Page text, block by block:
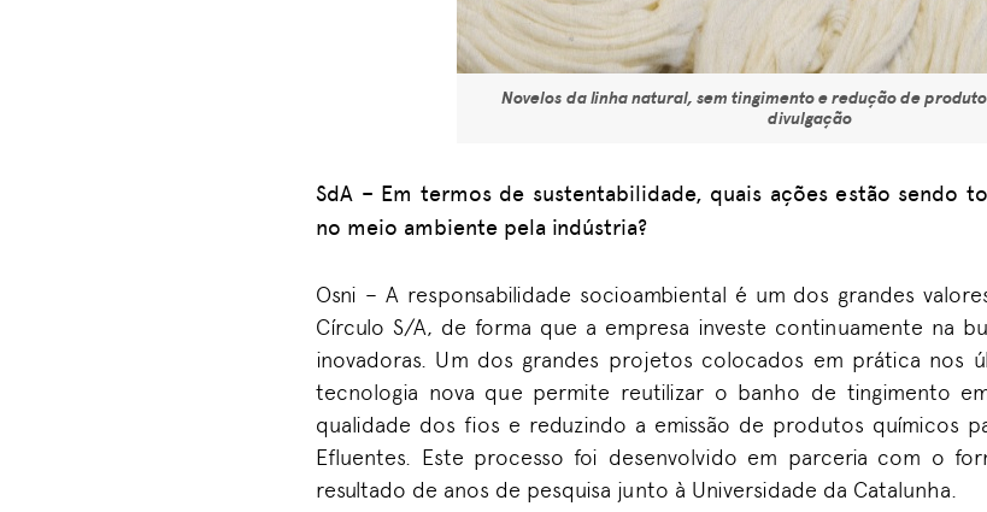
Novelos da linha natural, sem tingimento e redução de
divulgação
SdA – Em termos de sustentabilidade, quais ações estão sendo
no meio ambiente pela indústria?
Osni – A responsabilidade socioambiental é um dos grandes
Círculo S/A, de forma que a empresa investe continuamente na
inovadoras. Um dos grandes projetos colocados em prática nos
tecnologia nova que permite reutilizar o banho de tingimento
qualidade dos fios e reduzindo a emissão de produtos químicos
Efluentes. Este processo foi desenvolvido em parceria com o
resultado de anos de pesquisa junto à Universidade da Catalunha.